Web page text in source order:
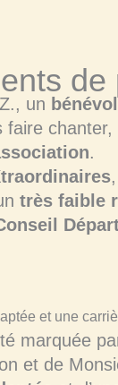
un
faire
.
très faible
et une
marquée
et de